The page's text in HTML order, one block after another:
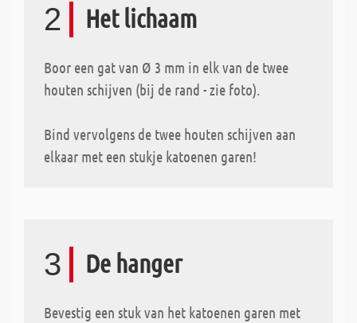
2 Het lichaam
Boor een gat van Ø 3 mm in elk van de twee
houten schijven (bij de rand - zie foto).
Bind vervolgens de twee houten schijven aan
elkaar met een stukje katoenen garen!
3 De hanger
Bevestig een stuk van het katoenen garen met